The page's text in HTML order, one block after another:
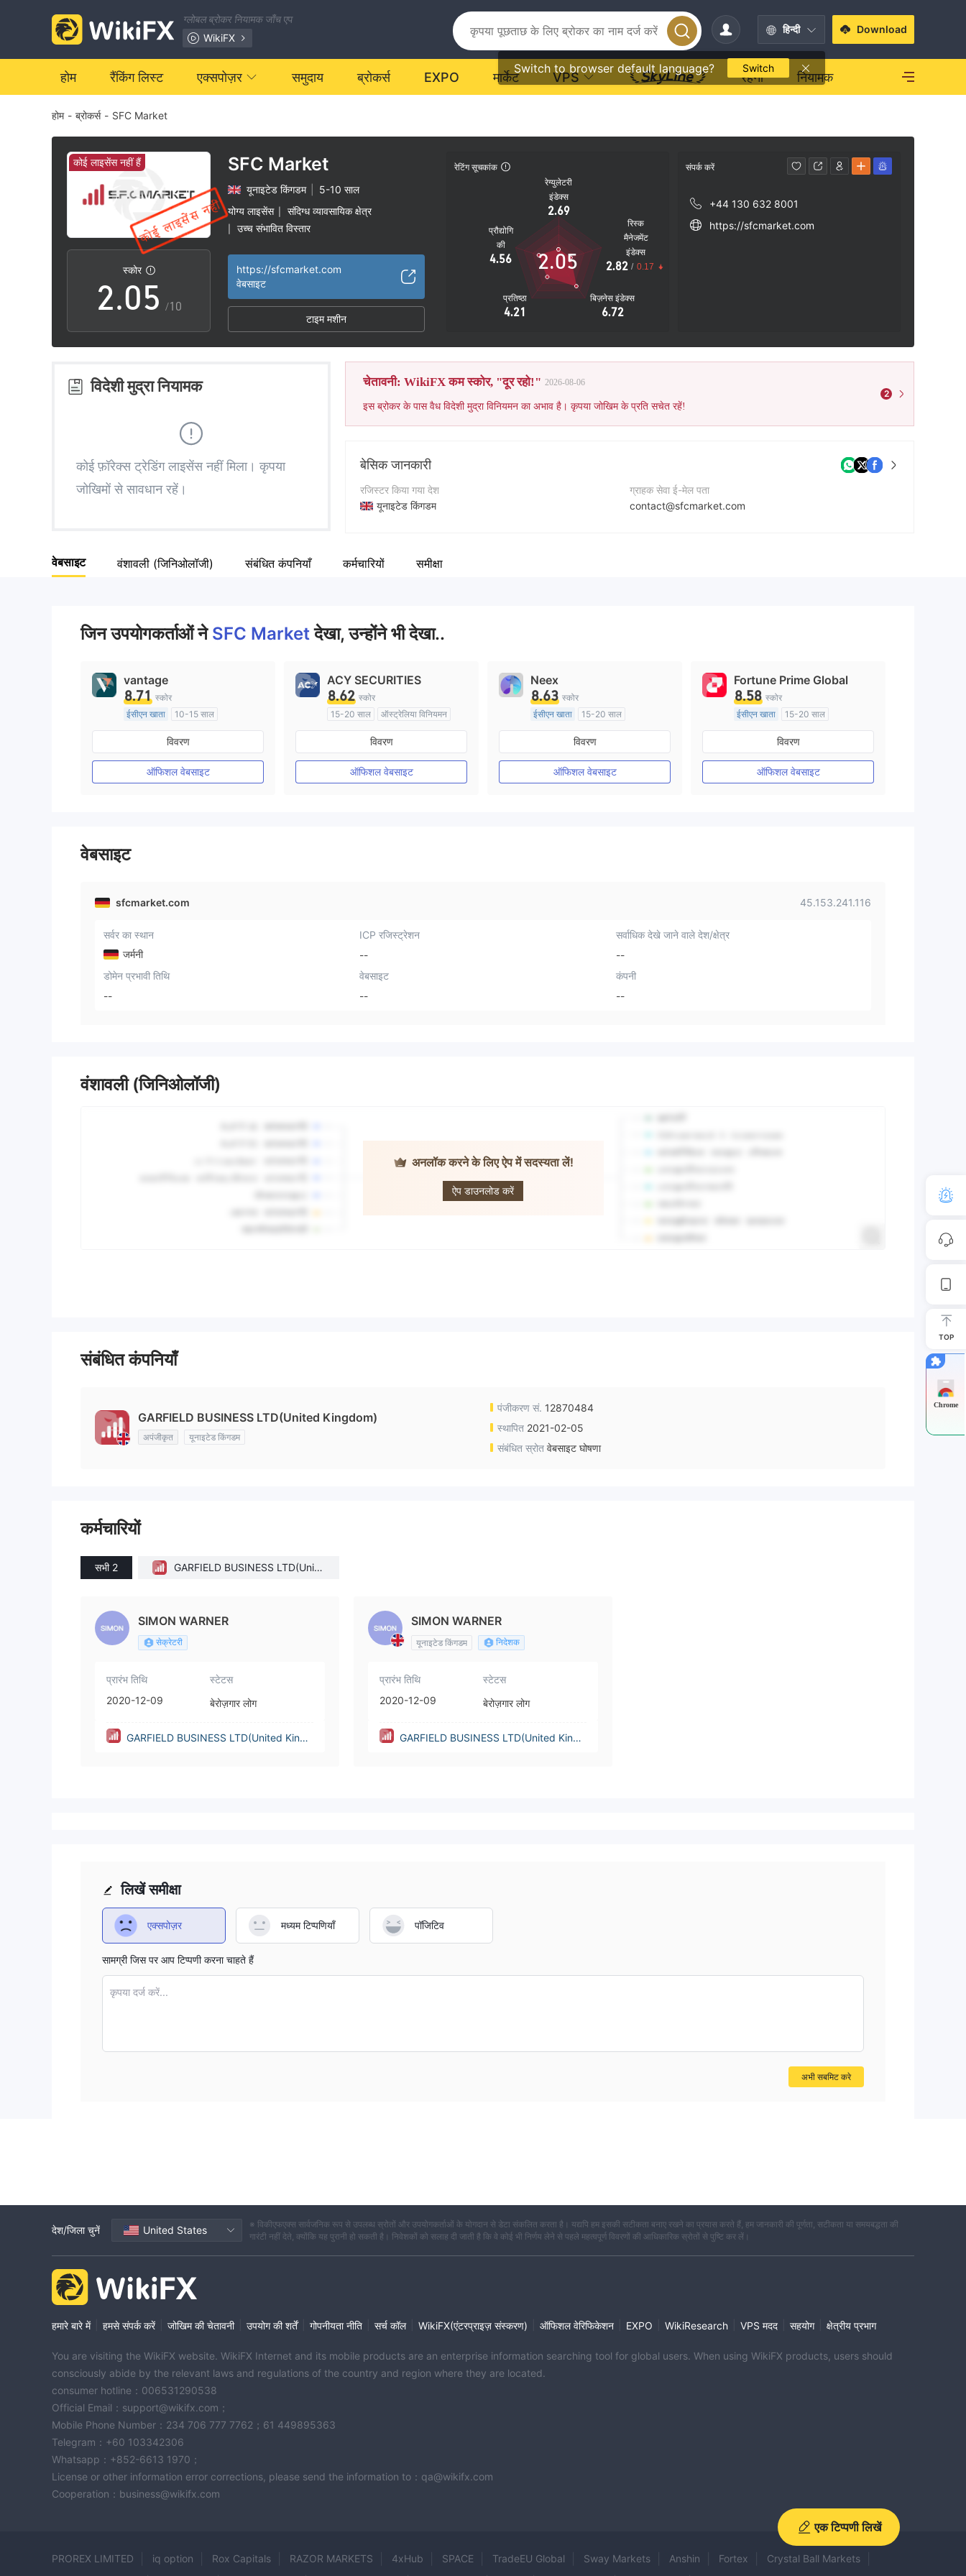
ग्लोबल ब्रोकर नियामक जाँच एप
WikiFX
हिन्दी
Switch to browser default language? Switch
Download
होम रैंकिंग लिस्ट एक्सपोज़र समुदाय ब्रोकर्स EXPO मार्केट VPS रहना नियामक
होम - ब्रोकर्स - SFC Market
कोई लाइसेंस नहीं हैं
स्कोर
0
1
2
3
4
6
7
.0
1
2
4
5
8
9
0
1
2
3
4
5
6
7
9
/10
SFC Market
यूनाइटेड किंगडम
5-10 साल
योग्य लाइसेंस
संदिग्ध व्यावसायिक क्षेत्र
उच्च संभावित विस्तार
https://sfcmarket.com
वेबसाइट
टाइम मशीन
रेटिंग सूचकांक
रेग्युलेटरी
इंडेक्स
2.69
प्रौद्योगि
की
4.56
प्रतिष्ठा
4.21
बिज़नेस इंडेक्स
6.72
रिस्क
मैनेजमेंट
इंडेक्स
2.82 / 0.17
2.05
संपर्क करें
+44 130 632 8001
https://sfcmarket.com
विदेशी मुद्रा नियामक
कोई फ़ॉरेक्स ट्रेडिंग लाइसेंस नहीं मिला। कृपया
जोखिमों से सावधान रहें।
चेतावनी: WikiFX कम स्कोर, "दूर रहो!" 2026-08-06
इस ब्रोकर के पास वैध विदेशी मुद्रा विनियमन का अभाव है। कृपया जोखिम के प्रति सचेत रहें!
2
बेसिक जानकारी
रजिस्टर किया गया देश
यूनाइटेड किंगडम
कंपनी का नाम
ग्राहक सेवा ई-मेल पता
contact@sfcmarket.com
वेबसाइट वंशावली (जिनिओलॉजी) संबंधित कंपनियाँ कर्मचारियों समीक्षा
जिन उपयोगकर्ताओं ने SFC Marketदेखा, उन्होंने भी देखा..
vantage
8.71 स्कोर
ईसीएन खाता
10-15 साल
ऑस्ट्रेलिया विनियमन
मार्केट मेकिंग (एमएम)
मुख्य-लेबल MT4
विवरण
ऑफिशल वेबसाइट
ACY SECURITIES
8.62 स्कोर
15-20 साल
ऑस्ट्रेलिया विनियमन
मार्केट मेकिंग (एमएम)
मुख्य-लेबल MT4
विवरण
ऑफिशल वेबसाइट
Neex
8.63 स्कोर
ईसीएन खाता
15-20 साल
ऑस्ट्रेलिया विनियमन
मार्केट मेकिंग (एमएम)
मुख्य-लेबल MT4
विवरण
ऑफिशल वेबसाइट
Fortune Prime Global
8.58 स्कोर
ईसीएन खाता
15-20 साल
ऑस्ट्रेलिया विनियमन
मार्केट मेकिंग (एमएम)
मुख्य-लेबल MT4
विवरण
ऑफिशल वेबसाइट
वेबसाइट
sfcmarket.com 45.153.241.116
सर्वर का स्थान
जर्मनी
ICP रजिस्ट्रेशन
--
सर्वाधिक देखे जाने वाले देश/क्षेत्र
--
डोमेन प्रभावी तिथि
--
वेबसाइट
--
कंपनी
--
वंशावली (जिनिओलॉजी)
अनलॉक करने के लिए ऐप में सदस्यता लें!
ऐप डाउनलोड करें
SFC Market
संबंधित कंपनियाँ
GARFIELD BUSINESS LTD(United Kingdom)
अपंजीकृत यूनाइटेड किंगडम
पंजीकरण सं. 12870484
स्थापित 2021-02-05
संबंधित स्रोत वेबसाइट घोषणा
कर्मचारियों
सभी 2
GARFIELD BUSINESS LTD(Unite
SIMON WARNER
सेक्रेटरी
प्रारंभ तिथि
2020-12-09
स्टेटस
बेरोज़गार लोग
GARFIELD BUSINESS LTD(United Kingd
SIMON WARNER
यूनाइटेड किंगडम निदेशक
प्रारंभ तिथि
2020-12-09
स्टेटस
बेरोज़गार लोग
GARFIELD BUSINESS LTD(United Kingd
लिखें समीक्षा
एक्सपोज़र मध्यम टिप्पणियाँ पॉजिटिव
सामग्री जिस पर आप टिप्पणी करना चाहते हैं
कृपया दर्ज करें...
अभी सबमिट करे
एक टिप्पणी लिखें
TOP
Chrome
देश/जिला चुनें United States
※ विकीएफएक्स सार्वजनिक रूप से उपलब्ध स्रोतों और उपयोगकर्ताओं के योगदान से डेटा संकलित करता है। यद्यपि हम इसकी सटीकता बनाए रखने का प्रयास करते हैं, हम जानकारी की पूर्णता, सटीकता या समयबद्धता की
गारंटी नहीं देते, क्योंकि यह पुरानी हो सकती है। निवेशकों को सलाह दी जाती है कि वे कोई भी निर्णय लेने से पहले महत्वपूर्ण विवरणों की आधिकारिक स्रोतों से पुष्टि कर लें।
हमारे बारे में हमसे संपर्क करें जोखिम की चेतावनी उपयोग की शर्तें गोपनीयता नीति सर्च कॉल WikiFX(एंटरप्राइज़ संस्करण) ऑफिशल वेरिफिकेशन EXPO WikiResearch VPS मदद सहयोग क्षेत्रीय प्रभाग
You are visiting the WikiFX website. WikiFX Internet and its mobile products are an enterprise information searching tool for global users. When using WikiFX products, users should
consciously abide by the relevant laws and regulations of the country and region where they are located.
consumer hotline：006531290538
Official Email：support@wikifx.com；
Mobile Phone Number：234 706 777 7762；61 449895363
Telegram：+60 103342306
Whatsapp：+852-6613 1970；
License or other information error corrections, please send the information to：qa@wikifx.com
Cooperation：business@wikifx.com
PROREX LIMITED iq option Rox Capitals RAZOR MARKETS 4xHub SPACE TradeEU Global Sway Markets Anshin Fortex
Crystal Ball Markets